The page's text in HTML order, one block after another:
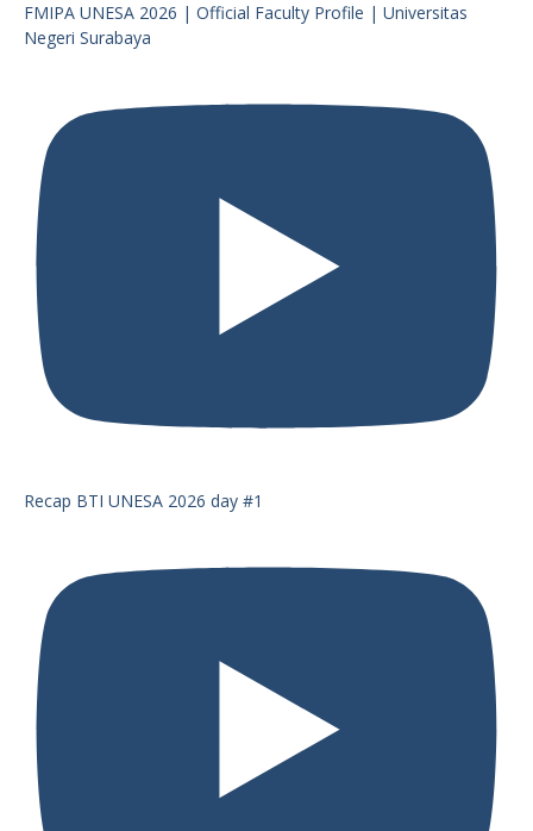
FMIPA UNESA 2026 | Official Faculty Profile | Universitas
Negeri Surabaya
Recap BTI UNESA 2026 day #1